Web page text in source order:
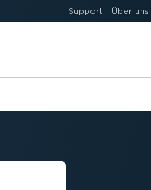
Support Über uns